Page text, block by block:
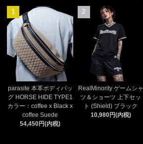
ク 8,140円(内税)入荷
1
parasite 本革ボディバッ
グ HORSE HIDE TYPE1
カラー：coffee x Black x
coffee Suede
54,450円(内税)
2
RealMinority ゲームシャ
ツ＆ショーツ 上下セッ
ト (Shield) ブラック
10,980円(内税)